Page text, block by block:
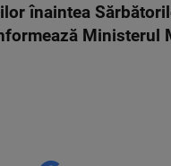
înaintea